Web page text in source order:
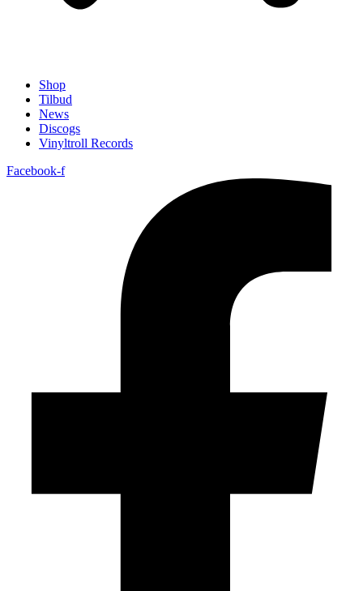
Shop
Tilbud
News
Discogs
Vinyltroll Records
Facebook-f